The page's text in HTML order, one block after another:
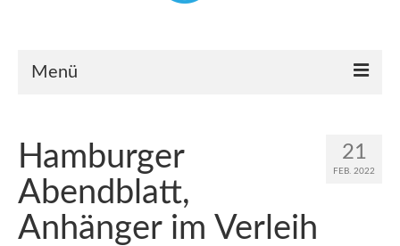
Menü
Bauanleitungen
Lastenanhänger-Modelle & -Module
Ersatzteilbörse & Eure Projekte
21
FEB. 2022
Hamburger
Abendblatt,
Anhänger im Verleih